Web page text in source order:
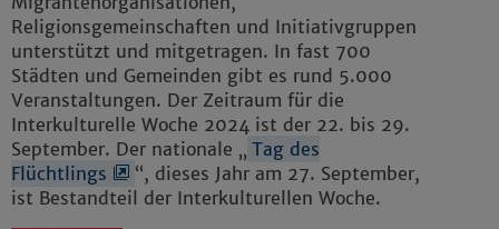
Religionsgemeinschaften und Initiativgruppen
unterstützt und mitgetragen. In fast 700
Städten und Gemeinden gibt es rund 5.000
Veranstaltungen. Der Zeitraum für die
Interkulturelle Woche 2024 ist der 22. bis 29.
September. Der nationale „ Tag des
Flüchtlings
“, dieses Jahr am 27. September,
ist Bestandteil der Interkulturellen Woche.